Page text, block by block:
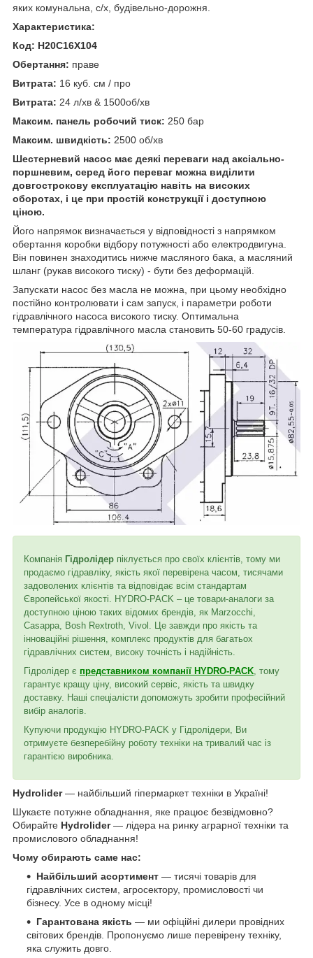
яких комунальна, с/х, будівельно-дорожня.
Характеристика:
Код: H20C16X104
Обертання: праве
Витрата: 16 куб. см / про
Витрата: 24 л/хв & 1500об/хв
Максим. панель робочий тиск: 250 бар
Максим. швидкість: 2500 об/хв
Шестерневий насос має деякі переваги над аксіально-
поршневим, серед його переваг можна виділити
довгострокову експлуатацію навіть на високих
оборотах, і це при простій конструкції і доступною
ціною.
Його напрямок визначається у відповідності з напрямком
обертання коробки відбору потужності або електродвигуна.
Він повинен знаходитись нижче масляного бака, а масляний
шланг (рукав високого тиску) - бути без деформацій.
Запускати насос без масла не можна, при цьому необхідно
постійно контролювати і сам запуск, і параметри роботи
гідравлічного насоса високого тиску. Оптимальна
температура гідравлічного масла становить 50-60 градусів.
Компанія Гідролідер піклується про своїх клієнтів, тому ми
продаємо гідравліку, якість якої перевірена часом, тисячами
задоволених клієнтів та відповідає всім стандартам
Європейської якості. HYDRO-PACK – це товари-аналоги за
доступною ціною таких відомих брендів, як Marzocchi,
Casappa, Bosh Rextroth, Vivol. Це завжди про якість та
інноваційні рішення, комплекс продуктів для багатьох
гідравлічних систем, високу точність і надійність.
Гідролідер є представником компанії HYDRO-PACK, тому
гарантує кращу ціну, високий сервіс, якість та швидку
доставку. Наші спеціалісти допоможуть зробити професійний
вибір аналогів.
Купуючи продукцію HYDRO-PACK у Гідролідери, Ви
отримуєте безперебійну роботу техніки на тривалий час із
гарантією виробника.
Hydrolider— найбільший гіпермаркет техніки в Україні!
Шукаєте потужне обладнання, яке працює безвідмовно?
Обирайте Hydrolider— лідера на ринку аграрної техніки та
промислового обладнання!
Чому обирають саме нас:
Найбільший асортимент — тисячі товарів для
гідравлічних систем, агросектору, промисловості чи
бізнесу. Усе в одному місці!
Гарантована якість — ми офіційні дилери провідних
світових брендів. Пропонуємо лише перевірену техніку,
яка служить довго.